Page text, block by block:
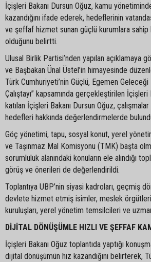
İçişleri Bakanı Dursun Oğuz, kamu
kazandığını ifade ederek, hedeflerinin
ve şeffaf hizmet sunan güçlü kurumlara
olduğunu belirtti.
Ulusal Birlik Partisi’nden yapılan açıklamaya
ve Başbakan Ünal Üstel’in himayesinde
Türk Cumhuriyeti’nin Güçlü, Egemen
Çalıştayı” kapsamında gerçekleştirilen İçişleri
katılan İçişleri Bakanı Dursun Oğuz,
hedefleri hakkında değerlendirmelerde
Göç yönetimi, tapu, sosyal konut, yerel
ve Taşınmaz Mal Komisyonu (TMK) başta
sorumluluk alanındaki konuların ele alındığı
görüş ve önerileri de değerlendirildi.
Toplantıya UBP’nin siyasi kadroları, geçmiş
devlete hizmet etmiş isimler, meslek
kuruluşları, yerel yönetim temsilcileri ve
DİJİTAL DÖNÜŞÜMLE HIZLI VE ŞEFFAF
İçişleri Bakanı Oğuz toplantıda yaptığı
dijital dönüşümün hız kazandığını belirterek,